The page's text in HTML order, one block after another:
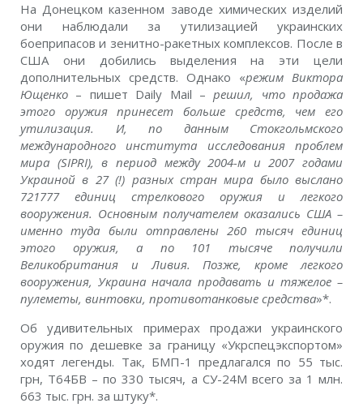
На Донецком казенном заводе химических изделий
они наблюдали за утилизацией украинских
боеприпасов и зенитно-ракетных комплексов. После в
США они добились выделения на эти цели
дополнительных средств. Однако «режим Виктора
Ющенко – пишет Daily Mail –решил, что продажа
этого оружия принесет больше средств, чем его
утилизация. И, по данным Стокгольмского
международного института исследования проблем
мира (SIPRI), в период между 2004-м и 2007 годами
Украиной в 27 (!) разных стран мира было выслано
721777 единиц стрелкового оружия и легкого
вооружения. Основным получателем оказались США –
именно туда были отправлены 260 тысяч единиц
этого оружия, а по 101 тысяче получили
Великобритания и Ливия. Позже, кроме легкого
вооружения, Украина начала продавать и тяжелое –
пулеметы, винтовки, противотанковые средства»*.
Об удивительных примерах продажи украинского
оружия по дешевке за границу «Укрспецэкспортом»
ходят легенды. Так, БМП-1 предлагался по 55 тыс.
грн, Т64БВ – по 330 тысяч, а СУ-24М всего за 1 млн.
663 тыс. грн. за штуку*.